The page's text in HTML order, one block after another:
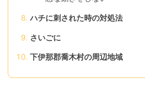
ハチに刺された時の対処法
さいごに
下伊那郡喬木村の周辺地域